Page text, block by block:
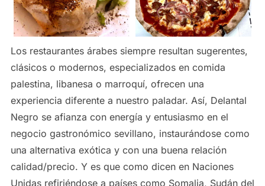
Los restaurantes árabes siempre resultan sugerentes,
clásicos o modernos, especializados en comida
palestina, libanesa o marroquí, ofrecen una
experiencia diferente a nuestro paladar. Así, Delantal
Negro se afianza con energía y entusiasmo en el
negocio gastronómico sevillano, instaurándose como
una alternativa exótica y con una buena relación
calidad/precio. Y es que como dicen en Naciones
Unidas refiriéndose a países como Somalia, Sudán del